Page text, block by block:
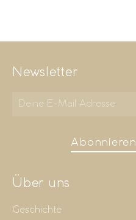
Newsletter
Abonnieren
Über uns
Geschichte